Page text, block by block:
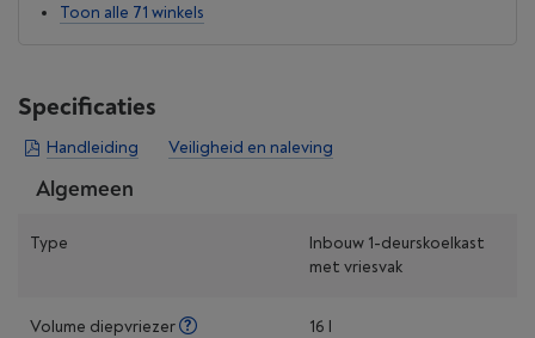
Toon alle 71 winkels
Specificaties
Handleiding Veiligheid en naleving
Algemeen
Type
Inbouw 1-deurskoelkast
met vriesvak
Volume diepvriezer 16 l